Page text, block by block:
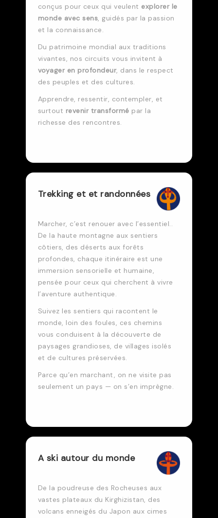
conçus pour ceux qui veulent explorer le
monde avec sens, guidés par la passion
et la connaissance.
Du patrimoine mondial aux traditions
vivantes, nos circuits vous invitent à
voyager en profondeur, dans le respect
des peuples et des cultures.
Apprendre, ressentir, contempler, et
surtout revenir transformé par la
richesse des rencontres.
Trekking et et randonnées
Marcher, c’est renouer avec l’essentiel..
De la haute montagne aux sentiers
côtiers, des déserts aux forêts
profondes, chaque itinéraire est une
immersion sensorielle et humaine,
pensée pour ceux qui cherchent à vivre
l’aventure authentique.
Suivez les sentiers qui racontent le
monde, loin des foules, ces chemins
vous conduisent à la découverte de
paysages grandioses, de villages isolés
et de cultures préservées.
Parce qu’en marchant, on ne visite pas
seulement un pays — on s’en imprègne.
A ski autour du monde
De la poudreuse des Rocheuses aux
vastes plateaux du Kirghizistan, des
volcans enneigés du Japon aux cimes